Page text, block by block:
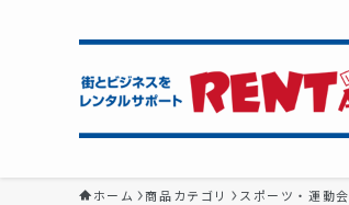
ホーム 商品カテゴリ スポーツ・運動会